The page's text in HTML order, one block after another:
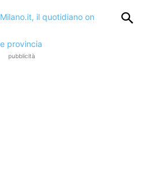
pubblicità